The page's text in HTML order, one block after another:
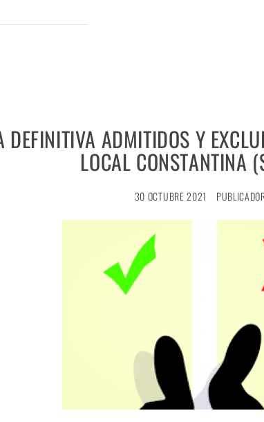
DEFINITIVA ADMITIDOS Y
LOCAL CONSTANTINA
30 OCTUBRE 2021